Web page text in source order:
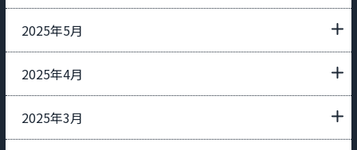
2025年5月
2025年4月
2025年3月